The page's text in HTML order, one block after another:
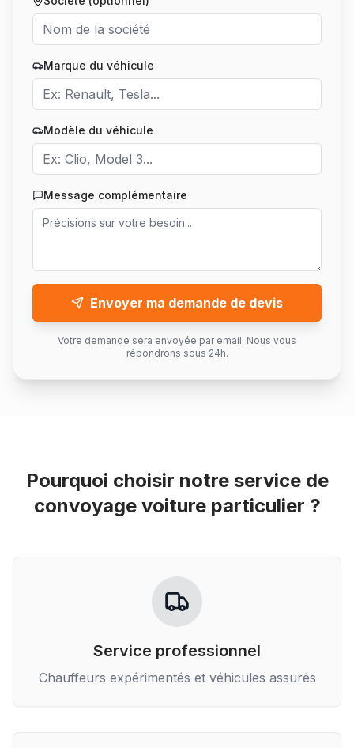
Marque du véhicule
Modèle du véhicule
Message complémentaire
Envoyer ma demande de devis
Votre demande sera envoyée par email. Nous vous
répondrons sous 24h.
Pourquoi choisir notre service de
convoyage voiture particulier ?
Service professionnel
Chauffeurs expérimentés et véhicules assurés